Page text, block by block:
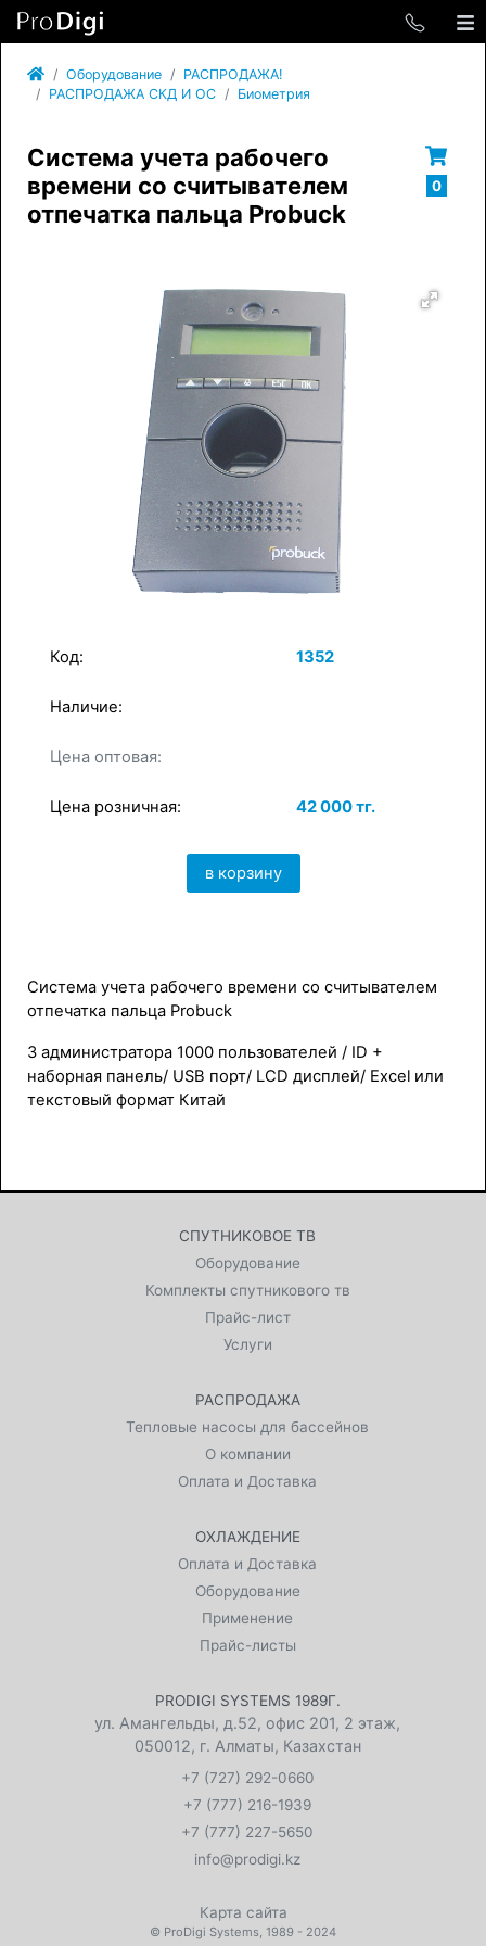
Оборудование
РАСПРОДАЖА!
РАСПРОДАЖА СКД И ОС
Биометрия
Система учета рабочего
времени со считывателем
отпечатка пальца Probuck
0
Код: 1352
Наличие:
Цена оптовая:
Цена розничная: 42 000 тг.
в корзину
Система учета рабочего времени со считывателем
отпечатка пальца Probuck
3 администратора 1000 пользователей / ID +
наборная панель/ USB порт/ LCD дисплей/ Excel или
текстовый формат Китай
СПУТНИКОВОЕ ТВ
Оборудование
Комплекты спутникового тв
Прайс-лист
Услуги
РАСПРОДАЖА
Тепловые насосы для бассейнов
О компании
Оплата и Доставка
ОХЛАЖДЕНИЕ
Оплата и Доставка
Оборудование
Применение
Прайс-листы
PRODIGI SYSTEMS 1989Г.
ул. Амангельды, д.52, офис 201, 2 этаж,
050012, г. Алматы, Казахстан
+7 (727) 292-0660
+7 (777) 216-1939
+7 (777) 227-5650
info@prodigi.kz
Карта сайта
© ProDigi Systems, 1989 - 2024